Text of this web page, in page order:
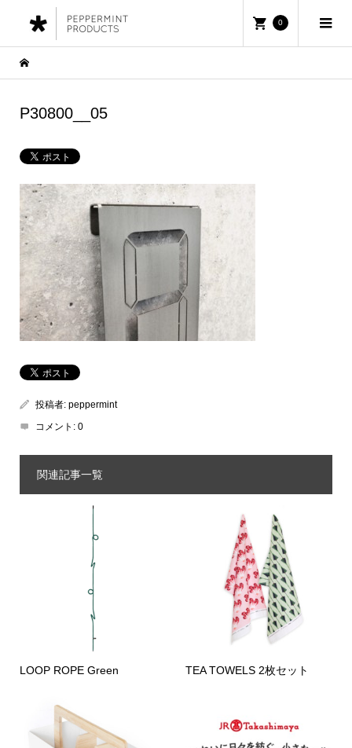
0
P30800__05
投稿者: peppermint
コメント: 0
関連記事一覧
LOOP ROPE Green TEA TOWELS 2枚セット